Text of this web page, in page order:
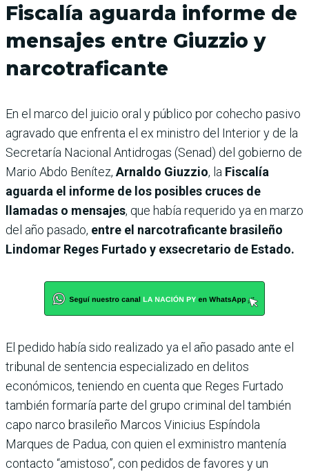
Fiscalía aguarda informe de
mensajes entre Giuzzio y
narcotraficante
En el marco del juicio oral y público por cohecho pasivo
agravado que enfrenta el ex ministro del Interior y de la
Secretaría Nacional Antidrogas (Senad) del gobierno de
Mario Abdo Benítez, Arnaldo Giuzzio, la Fiscalía
aguarda el informe de los posibles cruces de
llamadas o mensajes, que había requerido ya en marzo
del año pasado, entre el narcotraficante brasileño
Lindomar Reges Furtado y exsecretario de Estado.
El pedido había sido realizado ya el año pasado ante el
tribunal de sentencia especializado en delitos
económicos, teniendo en cuenta que Reges Furtado
también formaría parte del grupo criminal del también
capo narco brasileño Marcos Vinicius Espíndola
Marques de Padua, con quien el exministro mantenía
contacto “amistoso”, con pedidos de favores y un